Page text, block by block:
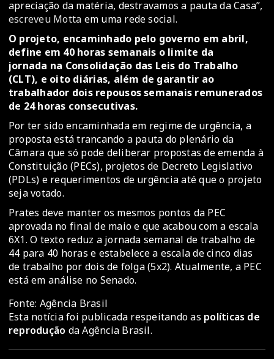
apreciação da matéria, destravamos a pauta da Casa”,
escreveu Motta em uma rede social.
O projeto, encaminhado pelo governo em abril,
define em 40 horas semanais o limite da
jornada na Consolidação das Leis do Trabalho
(CLT), e oito diárias, além de garantir ao
trabalhador dois repousos semanais remunerados
de 24 horas consecutivas.
Por ter sido encaminhada em regime de urgência, a
proposta está trancando a pauta do plenário da
Câmara que só pode deliberar propostas de emenda à
Constituição (PECs), projetos de Decreto Legislativo
(PDLs) e requerimentos de urgência até que o projeto
seja votado.
Prates deve manter os mesmos pontos da PEC
aprovada no final de maio e que acabou com a escala
6X1. O texto reduz a jornada semanal de trabalho de
44 para 40 horas e estabelece a escala de cinco dias
de trabalho por dois de folga (5x2). Atualmente, a PEC
está em análise no Senado.
Fonte: Agência Brasil
Esta notícia foi publicada respeitando as políticas de
reprodução da Agência Brasil.